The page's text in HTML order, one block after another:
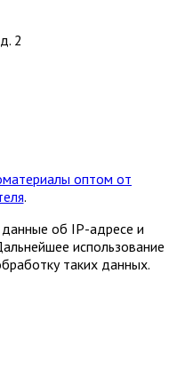
2
оптом от
.
об IP-адресе и
использование
таких данных.